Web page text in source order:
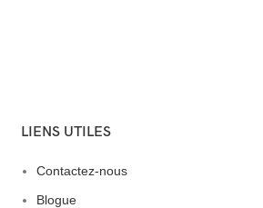
LIENS UTILES
Contactez-nous
Blogue